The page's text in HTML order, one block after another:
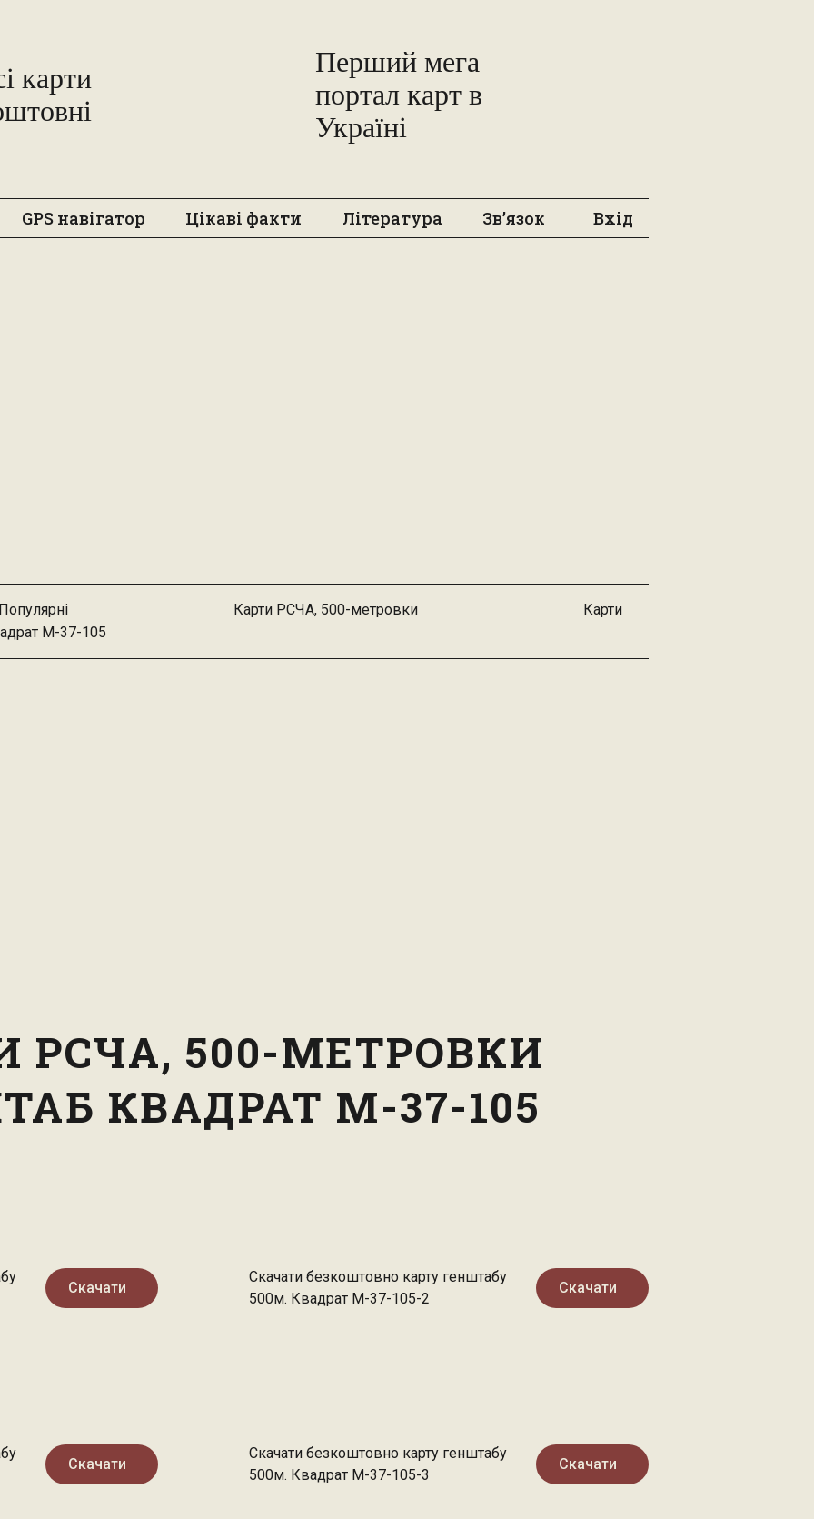
карти
Freemap
Перший мега
портал карт в
Україні
GPS навігатор Цікаві факти Література Зв’язок Вхід
Популярні Карти РСЧА, 500-метровки
Карти
M-37-105
РСЧА, 500-МЕТРОВКИ
КВАДРАТ M-37-105
Скачати
Скачати безкоштовно карту генштабу
500м. Квадрат M-37-105-2
Скачати
Скачати
Скачати безкоштовно карту генштабу
500м. Квадрат M-37-105-3
Скачати